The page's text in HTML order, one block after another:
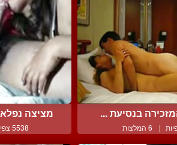
בנסיעת ...
| 6 המלצות
מציצה
5538 צפיות